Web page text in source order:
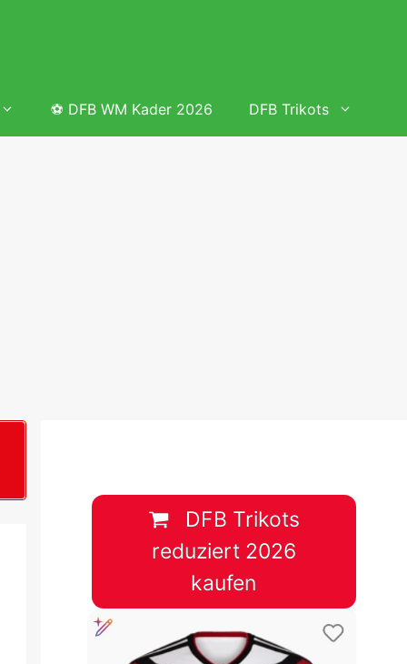
&
&
⚽ DFB WM Kader 2026 DFB Trikots
DFB Trikots
reduziert 2026
kaufen